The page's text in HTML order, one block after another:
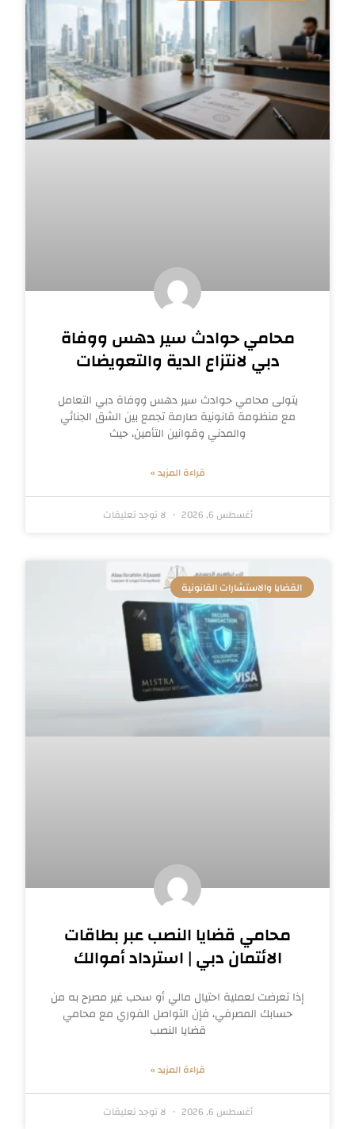
محامي حوادث سير دهس ووفاة
دبي لانتزاع الدية والتعويضات
يتولى محامي حوادث سير دهس ووفاة دبي التعامل
مع منظومة قانونية صارمة تجمع بين الشق الجنائي
والمدني وقوانين التأمين، حيث
قراءة المزيد »
أغسطس 6, 2026 لا توجد تعليقات
القضايا والاستشارات القانونية
محامي قضايا النصب عبر بطاقات
الائتمان دبي | استرداد أموالك
إذا تعرضت لعملية احتيال مالي أو سحب غير مصرح به من
حسابك المصرفي، فإن التواصل الفوري مع محامي
قضايا النصب
قراءة المزيد »
أغسطس 6, 2026 لا توجد تعليقات